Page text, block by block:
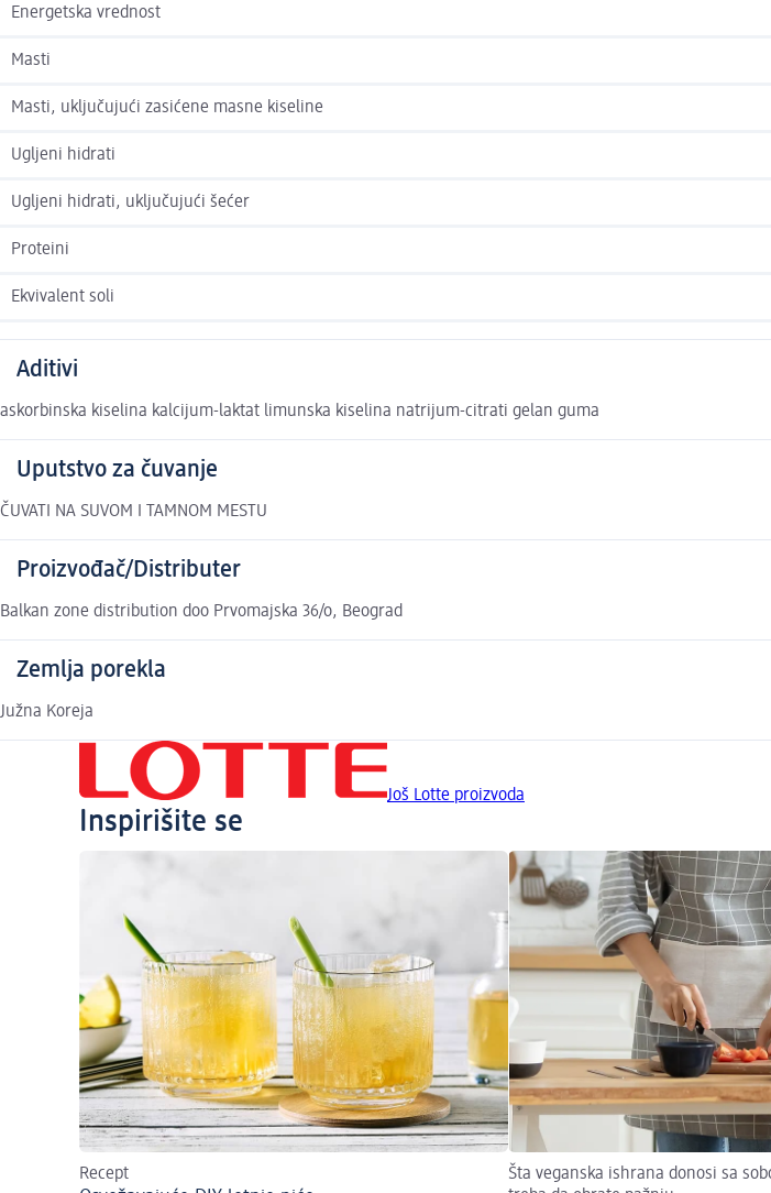
Energetska vrednost
Masti
Masti, uključujući zasićene masne kiseline
Ugljeni hidrati
Ugljeni hidrati, uključujući šećer
Proteini
Ekvivalent soli
Aditivi
askorbinska kiselina kalcijum-laktat limunska kiselina natrijum-citrati gelan guma
Uputstvo za čuvanje
ČUVATI NA SUVOM I TAMNOM MESTU
Proizvođač/Distributer
Balkan zone distribution doo Prvomajska 36/o, Beograd
Zemlja porekla
Južna Koreja
Još Lotte proizvoda
Inspirišite se
Recept
Šta veganska ishrana donosi sa